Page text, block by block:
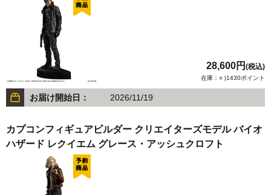
28,600円 (税込)
在庫：○ |1430ポイント
お届け開始日： 2026/11/19
カプコンフィギュアビルダー クリエイターズモデル バイオ
ハザード レクイエム グレース・アッシュクロフト